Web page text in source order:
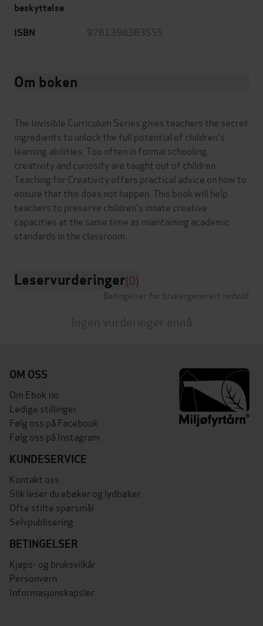
beskyttelse
ISBN 9781398383555
Om boken
The Invisible Curriculum Series gives teachers the secret
ingredients to unlock the full potential of children's
learning abilities. Too often in formal schooling,
creativity and curiosity are taught out of children.
Teaching for Creativity offers practical advice on how to
ensure that this does not happen. This book will help
teachers to preserve children's innate creative
capacities at the same time as maintaining academic
Leservurderinger(0)
Betingelser for brukergenerert innhold
Ingen vurderinger ennå
OM OSS
Om Ebok.no
Ledige stillinger
Følg oss på Facebook
Følg oss på Instagram
KUNDESERVICE
Kontakt oss
Slik leser du ebøker og lydbøker
Ofte stilte spørsmål
Selvpublisering
BETINGELSER
Kjøps- og bruksvilkår
Personvern
Informasjonskapsler